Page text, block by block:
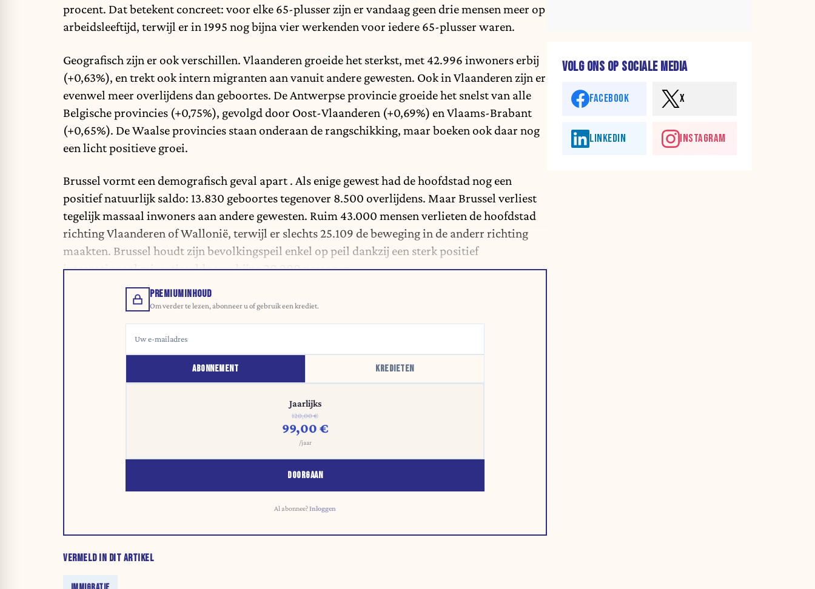
procent. Dat betekent concreet: voor elke 65-plusser zijn er vandaag geen drie mensen meer op
arbeidsleeftijd, terwijl er in 1995 nog bijna vier werkenden voor iedere 65-plusser waren.
Geografisch zijn er ook verschillen. Vlaanderen groeide het sterkst, met 42.996 inwoners erbij
(+0,63%), en trekt ook intern migranten aan vanuit andere gewesten. Ook in Vlaanderen zijn er
evenwel meer overlijdens dan geboortes. De Antwerpse provincie groeide het snelst van alle
Belgische provincies (+0,75%), gevolgd door Oost-Vlaanderen (+0,69%) en Vlaams-Brabant
(+0,65%). De Waalse provincies staan onderaan de rangschikking, maar boeken ook daar nog
een licht positieve groei.
Brussel vormt een demografisch geval apart . Als enige gewest had de hoofdstad nog een
positief natuurlijk saldo: 13.830 geboortes tegenover 8.500 overlijdens. Maar Brussel verliest
tegelijk massaal inwoners aan andere gewesten. Ruim 43.000 mensen verlieten de hoofdstad
richting Vlaanderen of Wallonië, terwijl er slechts 25.109 de beweging in de anderr richting
maakten. Brussel houdt zijn bevolkingspeil enkel op peil dankzij een sterk positief
internationaal migratiesaldo van bijna 20.000 personen.
PREMIUMINHOUD
Om verder te lezen, abonneer u of gebruik een krediet.
ABONNEMENT KREDIETEN
Jaarlijks
120,00 €
99,00 €
/jaar
DOORGAAN
Al abonnee?Inloggen
VERMELD IN DIT ARTIKEL
VOLG ONS OP SOCIALE MEDIA
FACEBOOK X
LINKEDIN INSTAGRAM